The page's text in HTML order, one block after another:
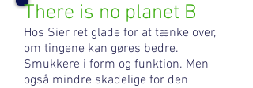
There is no planet B
Hos Sier ret glade for at tænke over,
om tingene kan gøres bedre.
Smukkere i form og funktion. Men
også mindre skadelige for den